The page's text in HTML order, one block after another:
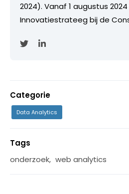
2024). Vanaf 1 augustus
Innovatiestrateeg bij de
Categorie
Data Analytics
Tags
onderzoek, web analytics